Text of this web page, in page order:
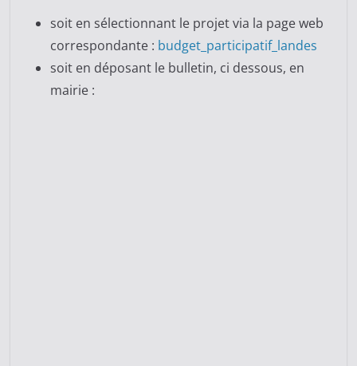
soit en sélectionnant le projet via la page web
correspondante : budget_participatif_landes
soit en déposant le bulletin, ci dessous, en
mairie :